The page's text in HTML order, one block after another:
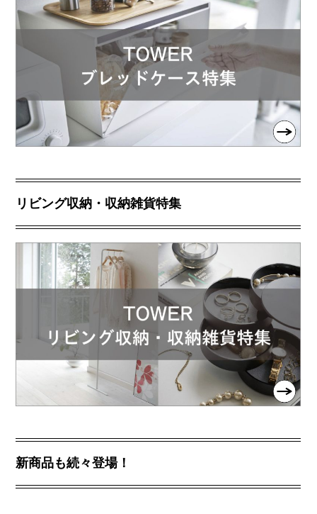
リビング収納・収納雑貨特集
新商品も続々登場！